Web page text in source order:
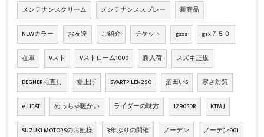
メンテナンスクリーム メンテナンススプレー 新商品
NEWカラー お友達 ご紹介 チケット gsxs gsx７５０
在庫 Vスト Vストローム1000 新入荷 スズキ正規
DEGNERお直し 裾上げ SVARTPILEN250 酒田いS 寒さ対策
e-HEAT めっちゃ暖かい ライダーの味方 1290SDR KTM J
SUZUKI MOTORSのお姫様 3年ぶりの開催 ノーデン ノーデン901